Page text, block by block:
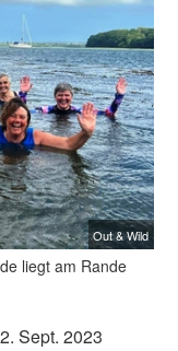
Out & Wild
liegt am Rande
Sept. 2023